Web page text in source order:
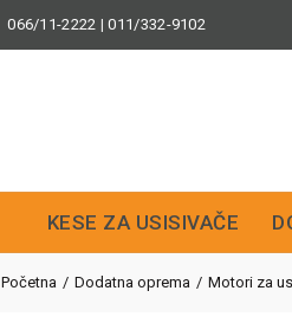
066/11-2222 |011/332-9102
KESE ZA USISIVAČE
Početna Dodatna oprema Motori za